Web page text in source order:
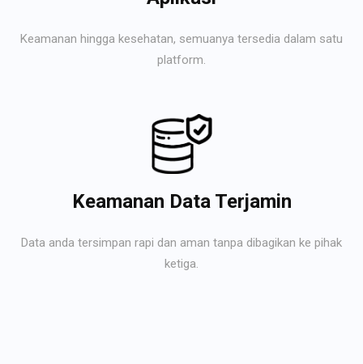
Keamanan hingga kesehatan, semuanya tersedia dalam satu
platform.
Keamanan Data Terjamin
Data anda tersimpan rapi dan aman tanpa dibagikan ke pihak
ketiga.